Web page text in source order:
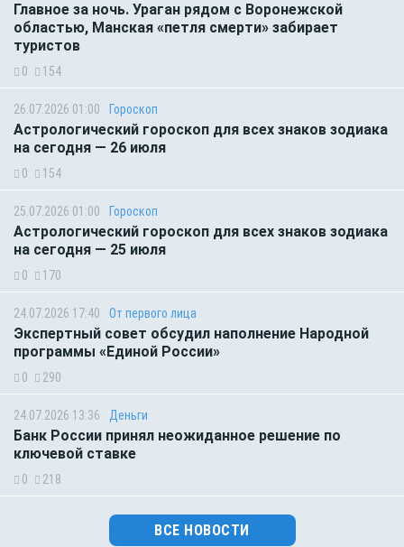
Главное за ночь. Ураган рядом с Воронежской
областью, Манская «петля смерти» забирает
туристов
0 154
26.07.2026 01:00 Гороскоп
Астрологический гороскоп для всех знаков зодиака
на сегодня — 26 июля
0 154
25.07.2026 01:00 Гороскоп
Астрологический гороскоп для всех знаков зодиака
на сегодня — 25 июля
0 170
24.07.2026 17:40 От первого лица
Экспертный совет обсудил наполнение Народной
программы «Единой России»
0 290
24.07.2026 13:36 Деньги
Банк России принял неожиданное решение по
ключевой ставке
0 218
ВСЕ НОВОСТИ